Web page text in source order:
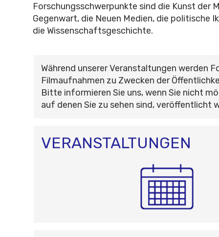
Forschungsschwerpunkte sind die Kunst der
Gegenwart, die Neuen Medien, die politische
die Wissenschaftsgeschichte.
Während unserer Veranstaltungen werden
Filmaufnahmen zu Zwecken der
Bitte informieren Sie uns, wenn Sie nicht
auf denen Sie zu sehen sind, veröffentlicht
VERANSTALTUNGEN